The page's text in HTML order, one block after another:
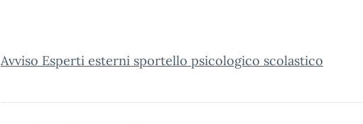
Avviso Esperti esterni sportello psicologico scolastico